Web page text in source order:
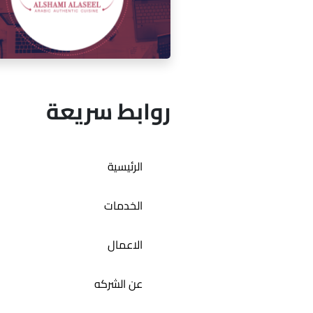
إدارة السوشيال ميديا لمقهى
إدارة السوشيال ميديا لمطعم
روابط سريعة
الرئيسية
الخدمات
الاعمال
عن الشركه